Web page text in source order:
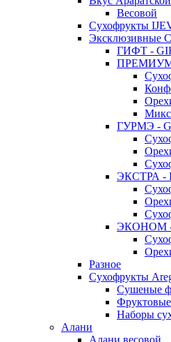
Весовой
Сухофрукты
Эксклюзивные
ГИФТ -
ПРЕМИУМ
Микс
ГУРМЭ -
ЭКСТРА -
ЭКОНОМ -
Разное
Сухофрукты
Сушеные
Наборы
Алани
Алани весовой